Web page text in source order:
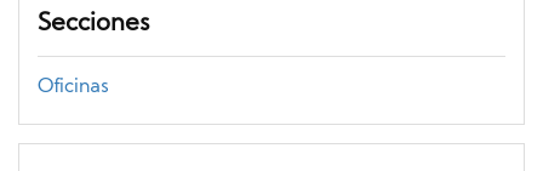
Secciones
Oficinas